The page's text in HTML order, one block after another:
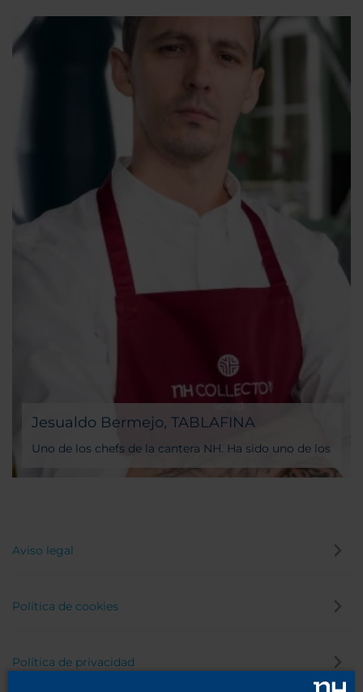
Jesualdo Bermejo, TABLAFINA
Uno de los chefs de la cantera NH. Ha sido uno de los
precursores del concepto TABLAFINA desde donde
sigue desempeñando su impecable labor. La
Aviso legal
Política de cookies
Política de privacidad